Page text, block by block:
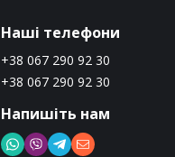
Наші телефони
+38 067 290 92 30
+38 067 290 92 30
Напишіть нам